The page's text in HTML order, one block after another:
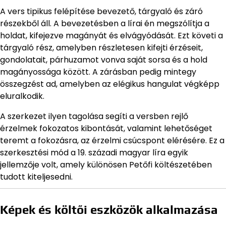
A vers tipikus felépítése bevezető, tárgyaló és záró
részekből áll. A bevezetésben a lírai én megszólítja a
holdat, kifejezve magányát és elvágyódását. Ezt követi a
tárgyaló rész, amelyben részletesen kifejti érzéseit,
gondolatait, párhuzamot vonva saját sorsa és a hold
magányossága között. A zárásban pedig mintegy
összegzést ad, amelyben az elégikus hangulat végképp
eluralkodik.
A szerkezet ilyen tagolása segíti a versben rejlő
érzelmek fokozatos kibontását, valamint lehetőséget
teremt a fokozásra, az érzelmi csúcspont elérésére. Ez a
szerkesztési mód a 19. századi magyar líra egyik
jellemzője volt, amely különösen Petőfi költészetében
tudott kiteljesedni.
Képek és költői eszközök alkalmazása